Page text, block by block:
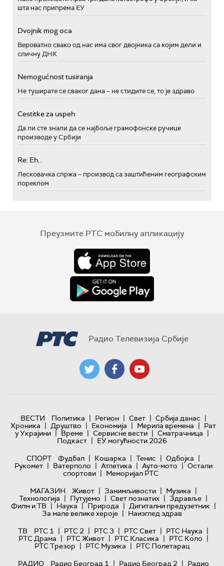
шта нас припрема ЕУ
Dvojnik mog oca
Вероватно свако од нас има свог двојника са којим дели и
сличну ДНК
Nemogućnost tusiranja
Не туширате се сваког дана – не стидите се, то је здраво
Cestitke za uspeh
Да ли сте знали да се најбоље грамофонске ручице
производе у Србији
Re: Eh...
Лесковачка спржа – производ са заштићеним географским
пореклом
Преузмите РТС мобилну апликацију
Радио Телевизија Србије
ВЕСТИ Политика | Регион | Свет | Србија данас |
Хроника | Друштво | Економија | Мерила времена | Рат
у Украјини | Време | Сервисне вести | Сматрачница |
Подкаст | ЕУ могућности 2026
СПОРТ
Фудбал | Кошарка | Тенис | Одбојка |
Рукомет | Ватерполо | Атлетика | Ауто-мото | Остали
спортови | Меморијал РТС
МАГАЗИН
Живот | Занимљивости | Музика |
Технологијa | Путујемо | Свет познатих | Здравље |
Филм и ТВ | Наука | Природа | Дигитални предузетник |
За мале велике хероје | Наизглед здрав
ТВ
РТС 1 | РТС 2 | РТС 3 | РТС Свет | РТС Наука |
РТС Драма | РТС Живот | РТС Класика | РТС Коло |
РТС Трезор | РТС Музика | РТС Полетарац
РАДИО
Радио Београд 1 | Радио Београд 2 | Радио